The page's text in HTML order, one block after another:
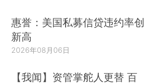
惠誉：美国私募信贷违约率创
新高
2026年08月06日
【我闻】资管掌舵人更替 百